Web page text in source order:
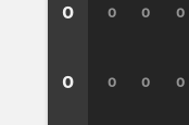
0
0
0
0
0
0
0
0